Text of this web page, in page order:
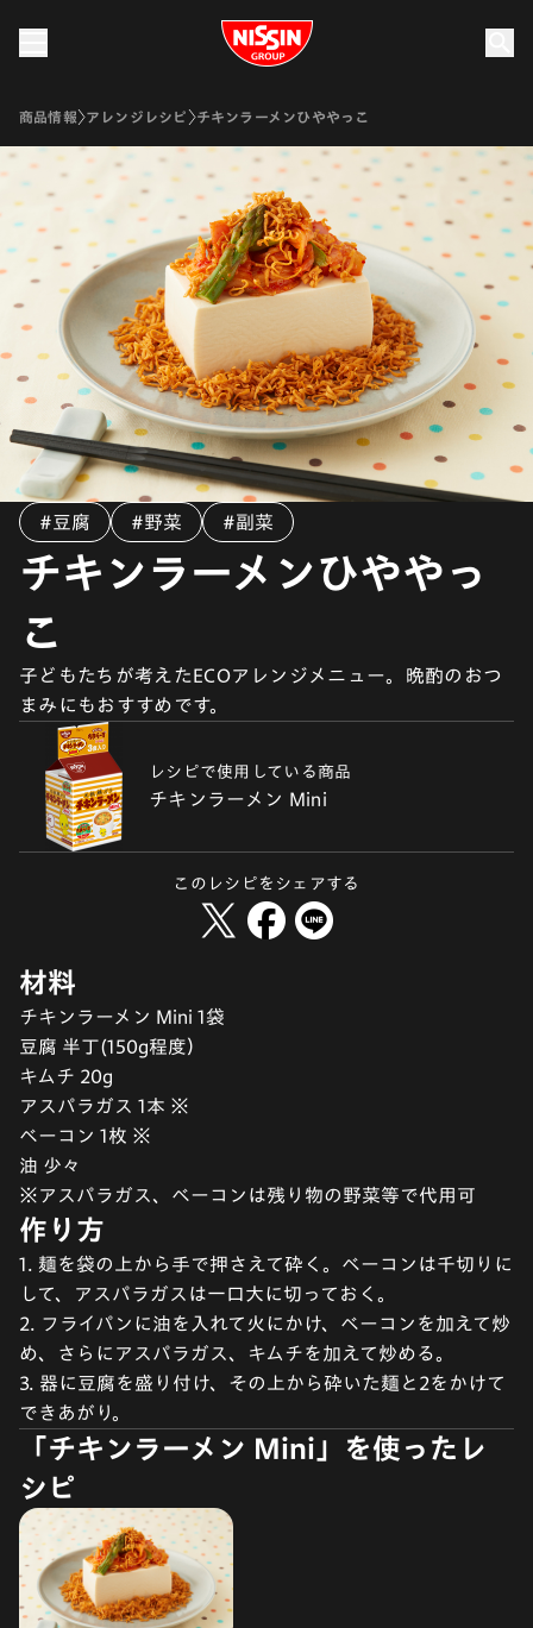
Nissin Group
商品情報 アレンジレシピ チキンラーメンひややっこ
#豆腐 #野菜 #副菜
チキンラーメンひややっ
こ
子どもたちが考えたECOアレンジメニュー。晩酌のおつ
まみにもおすすめです。
レシピで使用している商品
チキンラーメン Mini
このレシピをシェアする
材料
チキンラーメン Mini 1袋
豆腐 半丁(150g程度）
キムチ 20g
アスパラガス 1本 ※
ベーコン 1枚 ※
油 少々
※アスパラガス、ベーコンは残り物の野菜等で代用可
作り方
1. 麺を袋の上から手で押さえて砕く。ベーコンは千切りに
して、アスパラガスは一口大に切っておく。
2. フライパンに油を入れて火にかけ、ベーコンを加えて炒
め、さらにアスパラガス、キムチを加えて炒める。
3. 器に豆腐を盛り付け、その上から砕いた麺と2をかけて
できあがり。
「チキンラーメン Mini」を使ったレ
シピ